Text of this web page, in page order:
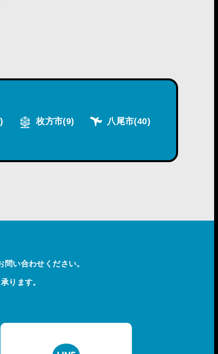
枚方市(9) 八尾市(40)
い合わせください。
ります。